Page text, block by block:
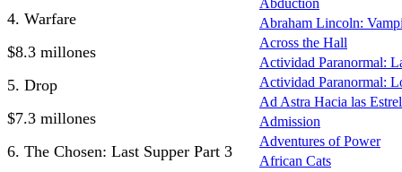
4. Warfare
$8.3 millones
5. Drop
$7.3 millones
6. The Chosen: Last Supper Part 3
Abduction
Abraham Lincoln:
Across the Hall
Actividad Paranormal:
Actividad Paranormal:
Ad Astra Hacia las
Admission
Adventures of Power
African Cats